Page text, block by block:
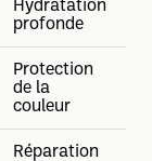
Hydratation
profonde
Protection
de la
couleur
Réparation